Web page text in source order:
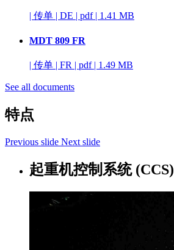
| 传单 | DE | pdf | 1.41 MB
MDT 809 FR
| 传单 | FR | pdf | 1.49 MB
See all documents
特点
Previous slide Next slide
起重机控制系统 (CCS)